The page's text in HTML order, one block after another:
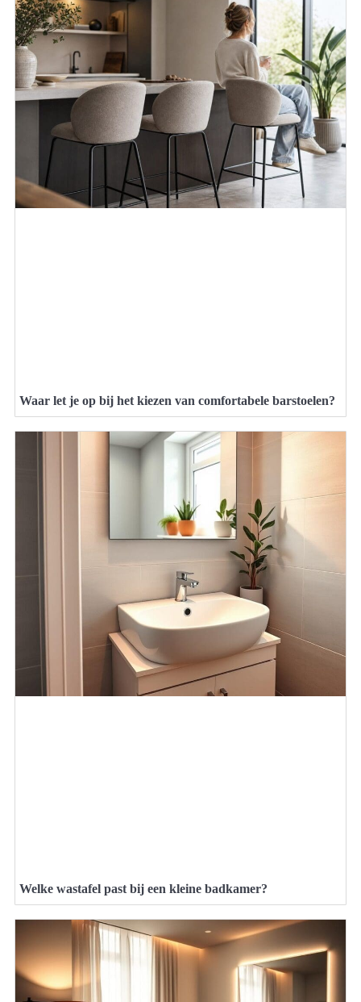
Waar let je op bij het kiezen van comfortabele barstoelen?
Welke wastafel past bij een kleine badkamer?